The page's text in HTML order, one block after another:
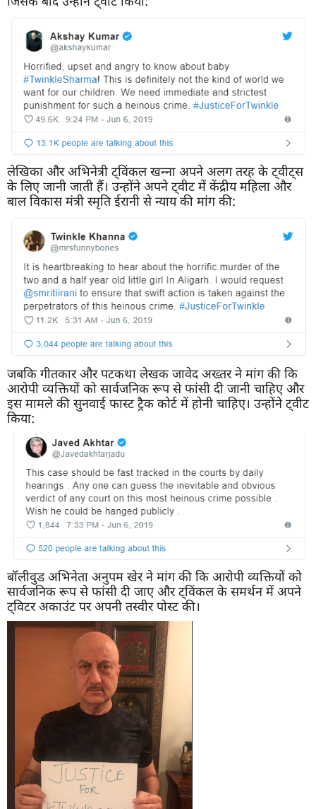
लेखिका और अभिनेत्री ट्विंकल खन्ना अपने अलग तरह के ट्वीट्स
के लिए जानी जाती हैं। उन्होंने अपने ट्वीट में केंद्रीय महिला और
बाल विकास मंत्री स्मृति ईरानी से न्याय की मांग की:
जबकि गीतकार और पटकथा लेखक जावेद अख्तर ने मांग की कि
आरोपी व्यक्तियों को सार्वजनिक रूप से फांसी दी जानी चाहिए और
इस मामले की सुनवाई फास्ट ट्रैक कोर्ट में होनी चाहिए। उन्होंने ट्वीट
किया:
बॉलीवुड अभिनेता अनुपम खेर ने मांग की कि आरोपी व्यक्तियों को
सार्वजनिक रूप से फांसी दी जाए और ट्विंकल के समर्थन में अपने
ट्विटर अकाउंट पर अपनी तस्वीर पोस्ट की।